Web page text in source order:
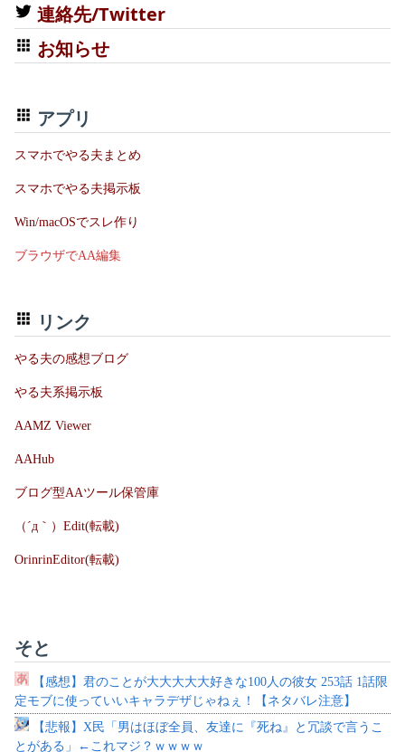
連絡先/Twitter
お知らせ
アプリ
スマホでやる夫まとめ
スマホでやる夫掲示板
Win/macOSでスレ作り
ブラウザでAA編集
リンク
やる夫の感想ブログ
やる夫系掲示板
AAMZ Viewer
AAHub
ブログ型AAツール保管庫
（´д｀）Edit(転載)
OrinrinEditor(転載)
そと
【感想】君のことが大大大大大好きな100人の彼女 253話 1話限
定モブに使っていいキャラデザじゃねぇ！【ネタバレ注意】
【悲報】X民「男はほぼ全員、友達に『死ね』と冗談で言うこ
とがある」←これマジ？ｗｗｗｗ